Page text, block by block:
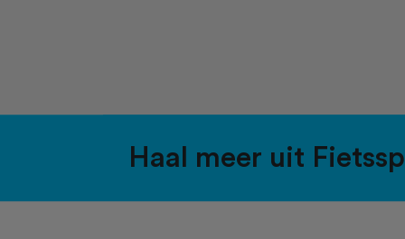
Haal meer uit